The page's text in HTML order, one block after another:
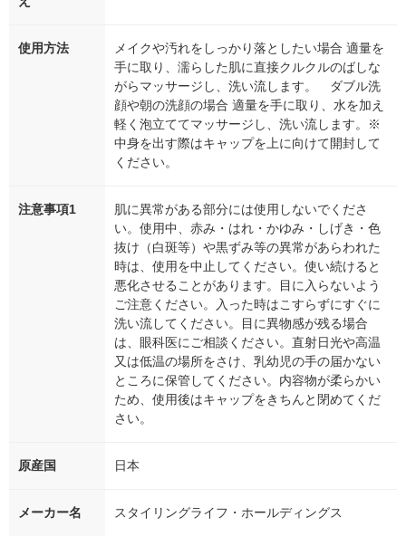
使用方法
メイクや汚れをしっかり落としたい場合 適量を
手に取り、濡らした肌に直接クルクルのばしな
がらマッサージし、洗い流します。 ダブル洗
顔や朝の洗顔の場合 適量を手に取り、水を加え
軽く泡立ててマッサージし、洗い流します。※
中身を出す際はキャップを上に向けて開封して
ください。
注意事項1
肌に異常がある部分には使用しないでくださ
い。使用中、赤み・はれ・かゆみ・しげき・色
抜け（白斑等）や黒ずみ等の異常があらわれた
時は、使用を中止してください。使い続けると
悪化させることがあります。目に入らないよう
ご注意ください。入った時はこすらずにすぐに
洗い流してください。目に異物感が残る場合
は、眼科医にご相談ください。直射日光や高温
又は低温の場所をさけ、乳幼児の手の届かない
ところに保管してください。内容物が柔らかい
ため、使用後はキャップをきちんと閉めてくだ
さい。
原産国 日本
メーカー名 スタイリングライフ・ホールディングス